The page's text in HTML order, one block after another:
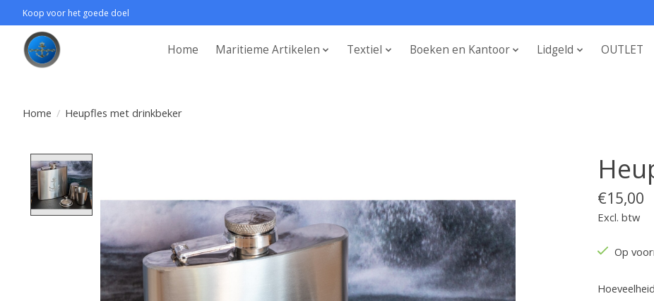
Koop voor het goede doel
Home Maritieme Artikelen Textiel Boeken en Kantoor Lidgeld OUTLET
Home / Heupfles met drinkbeker
€15,00
Excl. btw
Op